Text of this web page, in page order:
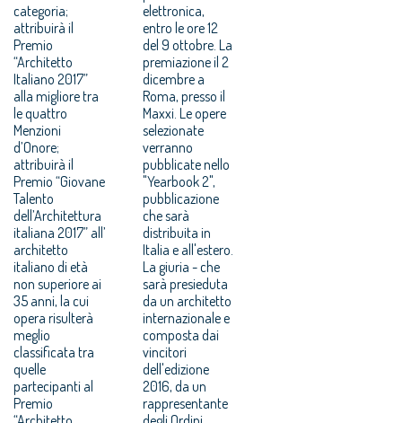
categoria;
attribuirà il
Premio
“Architetto
Italiano 2017”
alla migliore tra
le quattro
Menzioni
d’Onore;
attribuirà il
Premio “Giovane
Talento
dell’Architettura
italiana 2017” all’
architetto
italiano di età
non superiore ai
35 anni, la cui
opera risulterà
meglio
classificata tra
quelle
partecipanti al
Premio
elettronica,
entro le ore 12
del 9 ottobre. La
premiazione il 2
dicembre a
Roma, presso il
Maxxi. Le opere
selezionate
verranno
pubblicate nello
"Yearbook 2",
pubblicazione
che sarà
distribuita in
Italia e all'estero.
La giuria - che
sarà presieduta
da un architetto
internazionale e
composta dai
vincitori
dell'edizione
2016, da un
rappresentante